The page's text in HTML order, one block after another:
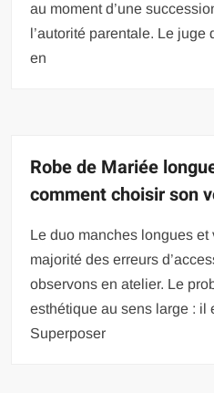
au moment d’une
l’autorité parentale. Le
en
Robe de Mariée
comment choisir son
Le duo manches longues et
majorité des erreurs
observons en atelier. Le
esthétique au sens large : il
Superposer